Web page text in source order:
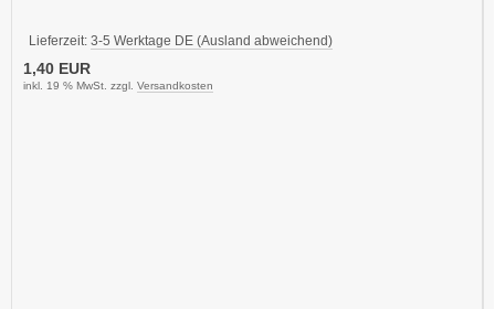
Lieferzeit: 3-5 Werktage DE (Ausland abweichend)
1,40 EUR
inkl. 19 % MwSt. zzgl. Versandkosten